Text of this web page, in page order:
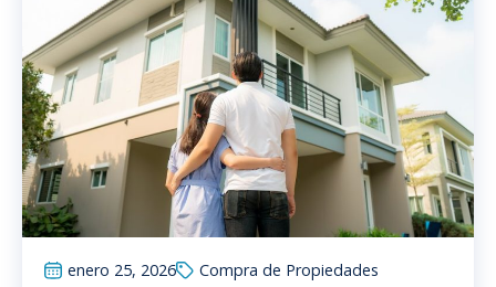
enero 25, 2026
Compra de Propiedades